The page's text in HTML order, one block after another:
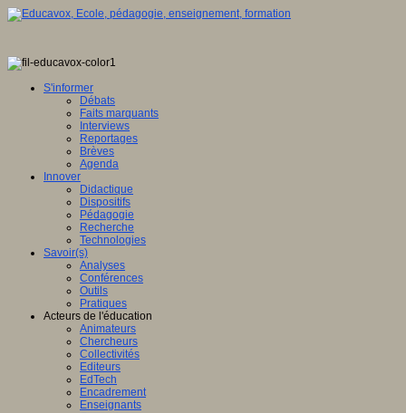
S'informer
Débats
Faits marquants
Interviews
Reportages
Brèves
Agenda
Innover
Didactique
Dispositifs
Pédagogie
Recherche
Technologies
Savoir(s)
Analyses
Conférences
Outils
Pratiques
Acteurs de l'éducation
Animateurs
Chercheurs
Collectivités
Editeurs
EdTech
Encadrement
Enseignants